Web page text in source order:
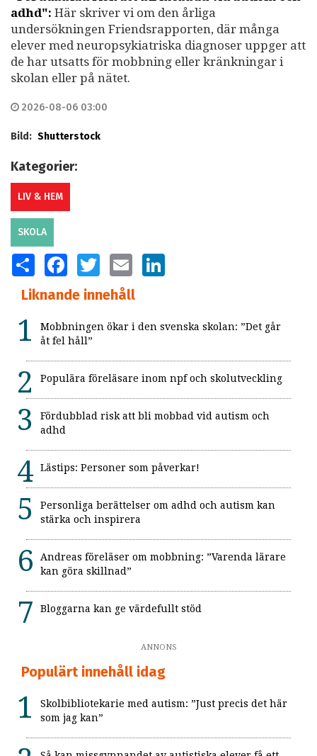
adhd": Här skriver vi om den årliga
undersökningen Friendsrapporten, där många
elever med neuropsykiatriska diagnoser uppger att
de har utsatts för mobbning eller kränkningar i
skolan eller på nätet.
2026-08-06 03:00
Bild: Shutterstock
Kategorier:
LIV & HEM
SKOLA
SHARE FACEBOOKTWITTER EMAIL
Liknande innehåll
Mobbningen ökar i den svenska skolan: ”Det går
åt fel håll”
Populära föreläsare inom npf och skolutveckling
Fördubblad risk att bli mobbad vid autism och
adhd
Lästips: Personer som påverkar!
Personliga berättelser om adhd och autism kan
stärka och inspirera
Andreas föreläser om mobbning: ”Varenda lärare
kan göra skillnad”
Bloggarna kan ge värdefullt stöd
ANNONS
Populärt innehåll idag
Skolbibliotekarie med autism: ”Just precis det här
som jag kan”